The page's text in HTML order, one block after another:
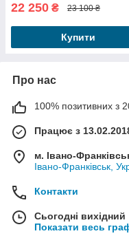
22 250 ₴ 23 100 ₴
Купити
Про нас
100% позитивних з
Працює з
м. Івано-
Івано-Франківськ,
Контакти
Сьогодні вихідний
Показати весь